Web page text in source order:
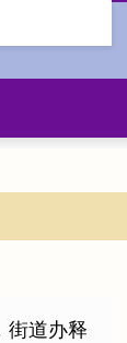
街道办释